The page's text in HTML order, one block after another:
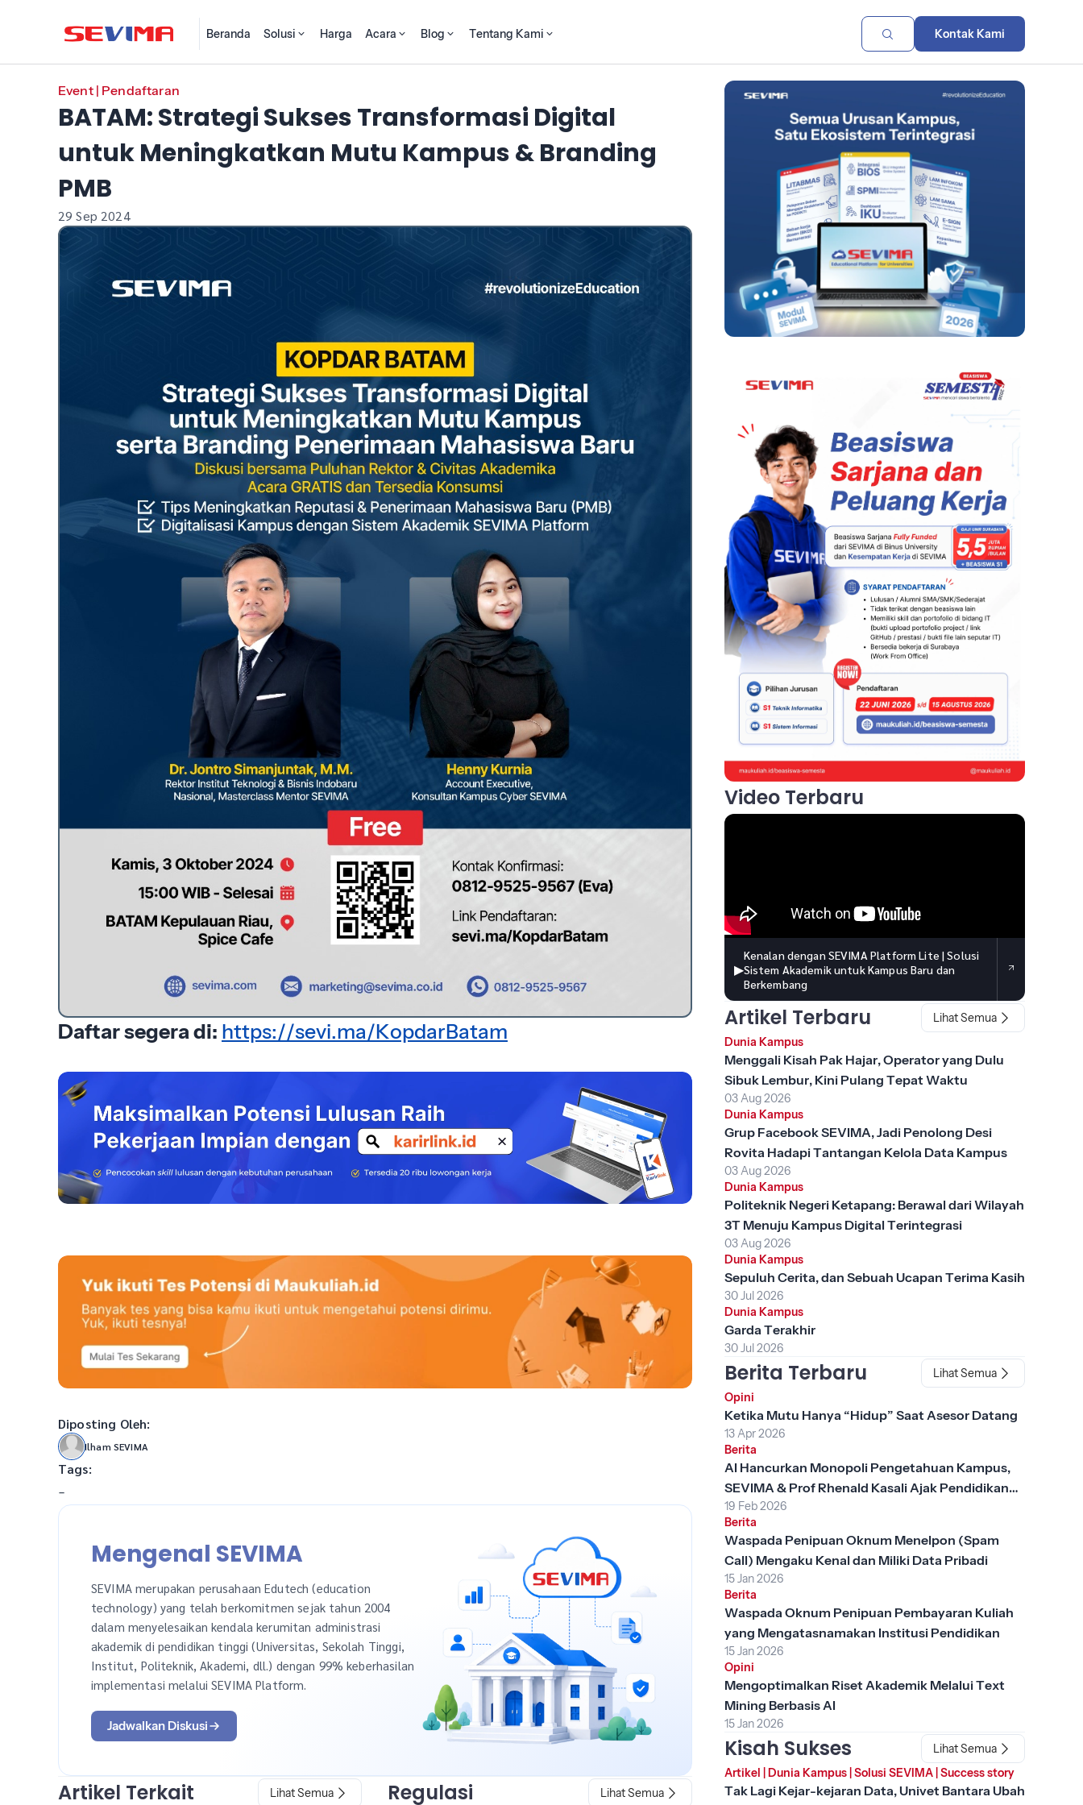
Beranda Solusi Harga Acara Blog Tentang Kami Kontak Kami
Event| Pendaftaran
BATAM: Strategi Sukses Transformasi Digital
untuk Meningkatkan Mutu Kampus & Branding
PMB
29 Sep 2024
Daftar segera di: https://sevi.ma/KopdarBatam
Diposting Oleh:
Ilham SEVIMA
Tags:
-
Mengenal SEVIMA
SEVIMA merupakan perusahaan Edutech (education
technology) yang telah berkomitmen sejak tahun 2004
dalam menyelesaikan kendala kerumitan administrasi
akademik di pendidikan tinggi (Universitas, Sekolah Tinggi,
Institut, Politeknik, Akademi, dll.) dengan 99% keberhasilan
implementasi melalui SEVIMA Platform.
Jadwalkan Diskusi
Artikel Terkait Lihat Semua Regulasi Lihat Semua
Video Terbaru
▶
Kenalan dengan SEVIMA Platform Lite | Solusi
Sistem Akademik untuk Kampus Baru dan
Berkembang
Artikel Terbaru
Lihat Semua
Dunia Kampus
Menggali Kisah Pak Hajar, Operator yang Dulu
Sibuk Lembur, Kini Pulang Tepat Waktu
03 Aug 2026
Dunia Kampus
Grup Facebook SEVIMA, Jadi Penolong Desi
Rovita Hadapi Tantangan Kelola Data Kampus
03 Aug 2026
Dunia Kampus
Politeknik Negeri Ketapang: Berawal dari Wilayah
3T Menuju Kampus Digital Terintegrasi
03 Aug 2026
Dunia Kampus
Sepuluh Cerita, dan Sebuah Ucapan Terima Kasih
30 Jul 2026
Dunia Kampus
Garda Terakhir
30 Jul 2026
Berita Terbaru
Lihat Semua
Opini
Ketika Mutu Hanya “Hidup” Saat Asesor Datang
13 Apr 2026
Berita
AI Hancurkan Monopoli Pengetahuan Kampus,
SEVIMA & Prof Rhenald Kasali Ajak Pendidikan
Tinggi Berubah
19 Feb 2026
Berita
Waspada Penipuan Oknum Menelpon (Spam
Call) Mengaku Kenal dan Miliki Data Pribadi
15 Jan 2026
Berita
Waspada Oknum Penipuan Pembayaran Kuliah
yang Mengatasnamakan Institusi Pendidikan
15 Jan 2026
Opini
Mengoptimalkan Riset Akademik Melalui Text
Mining Berbasis AI
15 Jan 2026
Kisah Sukses
Lihat Semua
Artikel Dunia Kampus| Solusi SEVIMA| Success story
Tak Lagi Kejar-kejaran Data, Univet Bantara Ubah